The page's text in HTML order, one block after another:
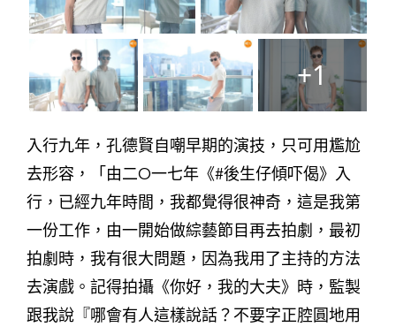
+1
入行九年，孔德賢自嘲早期的演技，只可用尷尬
去形容，「由二O一七年《#後生仔傾吓偈》入
行，已經九年時間，我都覺得很神奇，這是我第
一份工作，由一開始做綜藝節目再去拍劇，最初
拍劇時，我有很大問題，因為我用了主持的方法
去演戲。記得拍攝《你好，我的大夫》時，監製
跟我說『哪會有人這樣說話？不要字正腔圓地用